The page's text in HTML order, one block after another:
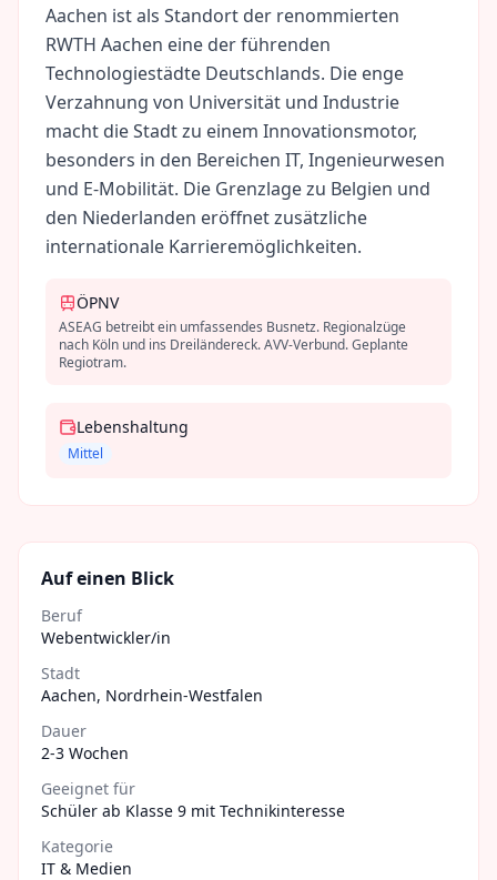
Aachen ist als Standort der renommierten
RWTH Aachen eine der führenden
Technologiestädte Deutschlands. Die enge
Verzahnung von Universität und Industrie
macht die Stadt zu einem Innovationsmotor,
besonders in den Bereichen IT, Ingenieurwesen
und E-Mobilität. Die Grenzlage zu Belgien und
den Niederlanden eröffnet zusätzliche
internationale Karrieremöglichkeiten.
ÖPNV
ASEAG betreibt ein umfassendes Busnetz. Regionalzüge
nach Köln und ins Dreiländereck. AVV-Verbund. Geplante
Regiotram.
Lebenshaltung
Mittel
Auf einen Blick
Beruf
Webentwickler/in
Stadt
Aachen, Nordrhein-Westfalen
Dauer
2-3 Wochen
Geeignet für
Schüler ab Klasse 9 mit Technikinteresse
Kategorie
IT & Medien